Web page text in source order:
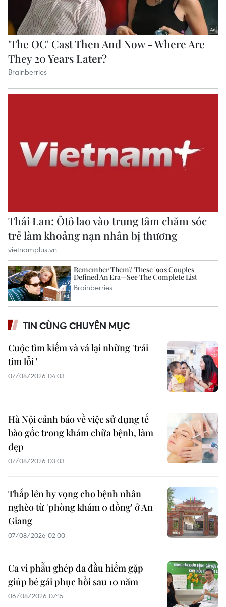
TIN CÙNG CHUYÊN MỤC
Cuộc tìm kiếm và vá lại những 'trái
tim lỗi '
07/08/2026 04:03
Hà Nội cảnh báo về việc sử dụng tế
bào gốc trong khám chữa bệnh, làm
đẹp
07/08/2026 03:03
Thắp lên hy vọng cho bệnh nhân
nghèo từ 'phòng khám 0 đồng' ở An
Giang
07/08/2026 02:00
Ca vi phẫu ghép da đầu hiếm gặp
giúp bé gái phục hồi sau 10 năm
06/08/2026 07:15